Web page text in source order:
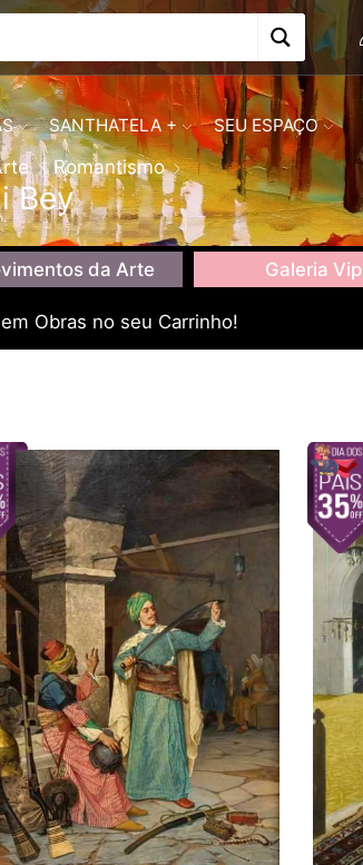
SANTHATELA + SEU ESPAÇO
Romantismo
Bey
da Arte Galeria Vip
Obras no seu Carrinho!